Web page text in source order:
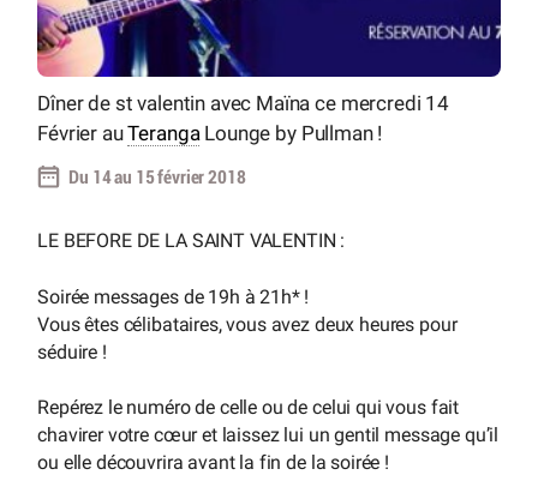
Dîner de st valentin avec Maïna ce mercredi 14
Février auTeranga Lounge by Pullman !
Du 14 au 15 février 2018
LE BEFORE DE LA SAINT VALENTIN :
Soirée messages de 19h à 21h* !
Vous êtes célibataires, vous avez deux heures pour
séduire !
Repérez le numéro de celle ou de celui qui vous fait
chavirer votre cœur et laissez lui un gentil message qu’il
ou elle découvrira avant la fin de la soirée !